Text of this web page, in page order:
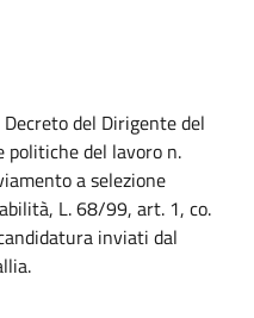
del Dirigente del
politiche del lavoro n.
a selezione
L. 68/99, art. 1, co.
inviati dal